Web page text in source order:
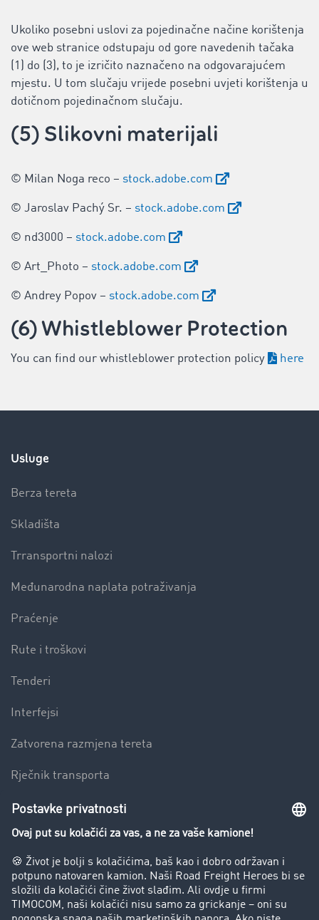
Ukoliko posebni uslovi za pojedinačne načine korištenja
ove web stranice odstupaju od gore navedenih tačaka
(1) do (3), to je izričito naznačeno na odgovarajućem
mjestu. U tom slučaju vrijede posebni uvjeti korištenja u
dotičnom pojedinačnom slučaju.
(5) Slikovni materijali
© Milan Noga reco – stock.adobe.com
© Jaroslav Pachý Sr. – stock.adobe.com
© nd3000 – stock.adobe.com
© Art_Photo – stock.adobe.com
© Andrey Popov – stock.adobe.com
(6) Whistleblower Protection
You can find our whistleblower protection policy here
Usluge
Berza tereta
Skladišta
Trransportni nalozi
Međunarodna naplata potraživanja
Praćenje
Rute i troškovi
Tenderi
Interfejsi
Zatvorena razmjena tereta
Rječnik transporta
Preduzeće
Success Stories
Korisnici preporučuju korisnike
Blog